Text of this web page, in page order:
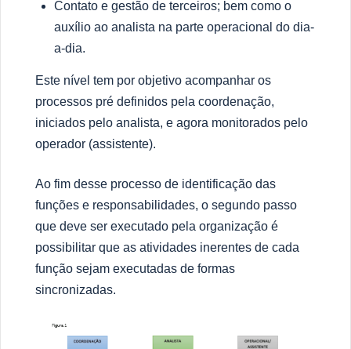
Contato e gestão de terceiros; bem como o
auxílio ao analista na parte operacional do dia-
a-dia.
Este nível tem por objetivo acompanhar os
processos pré definidos pela coordenação,
iniciados pelo analista, e agora monitorados pelo
operador (assistente).
Ao fim desse processo de identificação das
funções e responsabilidades, o segundo passo
que deve ser executado pela organização é
possibilitar que as atividades inerentes de cada
função sejam executadas de formas
sincronizadas.